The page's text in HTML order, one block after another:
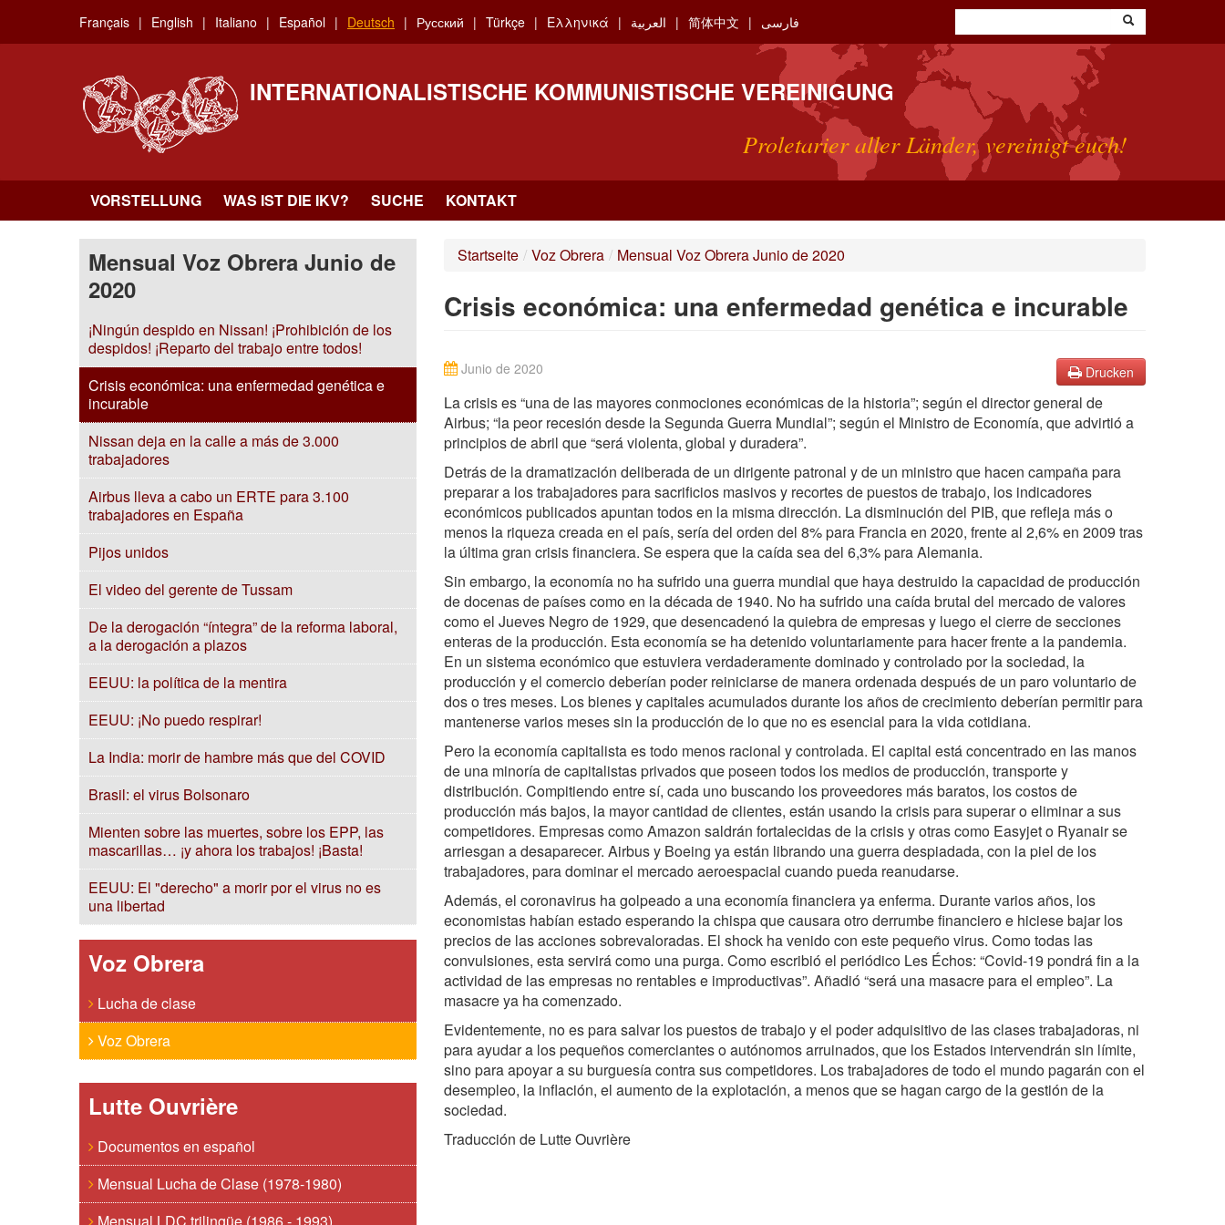
main
Français English Italiano Español Deutsch Русский Türkçe Ελληνικά العربية 简体中文 فارسی
INTERNATIONALISTISCHE KOMMUNISTISCHE VEREINIGUNG
Proletarier aller Länder, vereinigt euch!
VORSTELLUNG WAS IST DIE IKV? SUCHE KONTAKT
Mensual Voz Obrera Junio de
2020
¡Ningún despido en Nissan! ¡Prohibición de los
despidos! ¡Reparto del trabajo entre todos!
Crisis económica: una enfermedad genética e
incurable
Nissan deja en la calle a más de 3.000
trabajadores
Airbus lleva a cabo un ERTE para 3.100
trabajadores en España
Pijos unidos
El video del gerente de Tussam
De la derogación “íntegra” de la reforma laboral,
a la derogación a plazos
EEUU: la política de la mentira
EEUU: ¡No puedo respirar!
La India: morir de hambre más que del COVID
Brasil: el virus Bolsonaro
Mienten sobre las muertes, sobre los EPP, las
mascarillas… ¡y ahora los trabajos! ¡Basta!
EEUU: El "derecho" a morir por el virus no es
una libertad
Voz Obrera
Lucha de clase
Voz Obrera
Lutte Ouvrière
Documentos en español
Mensual Lucha de Clase (1978-1980)
Startseite / Voz Obrera / Mensual Voz Obrera Junio de 2020
Crisis económica: una enfermedad genética e incurable
Drucken
Junio de 2020
La crisis es “una de las mayores conmociones económicas de la historia”; según el director general de
Airbus; “la peor recesión desde la Segunda Guerra Mundial”; según el Ministro de Economía, que advirtió a
principios de abril que “será violenta, global y duradera”.
Detrás de la dramatización deliberada de un dirigente patronal y de un ministro que hacen campaña para
preparar a los trabajadores para sacrificios masivos y recortes de puestos de trabajo, los indicadores
económicos publicados apuntan todos en la misma dirección. La disminución del PIB, que refleja más o
menos la riqueza creada en el país, sería del orden del 8% para Francia en 2020, frente al 2,6% en 2009 tras
la última gran crisis financiera. Se espera que la caída sea del 6,3% para Alemania.
Sin embargo, la economía no ha sufrido una guerra mundial que haya destruido la capacidad de producción
de docenas de países como en la década de 1940. No ha sufrido una caída brutal del mercado de valores
como el Jueves Negro de 1929, que desencadenó la quiebra de empresas y luego el cierre de secciones
enteras de la producción. Esta economía se ha detenido voluntariamente para hacer frente a la pandemia.
En un sistema económico que estuviera verdaderamente dominado y controlado por la sociedad, la
producción y el comercio deberían poder reiniciarse de manera ordenada después de un paro voluntario de
dos o tres meses. Los bienes y capitales acumulados durante los años de crecimiento deberían permitir para
mantenerse varios meses sin la producción de lo que no es esencial para la vida cotidiana.
Pero la economía capitalista es todo menos racional y controlada. El capital está concentrado en las manos
de una minoría de capitalistas privados que poseen todos los medios de producción, transporte y
distribución. Compitiendo entre sí, cada uno buscando los proveedores más baratos, los costos de
producción más bajos, la mayor cantidad de clientes, están usando la crisis para superar o eliminar a sus
competidores. Empresas como Amazon saldrán fortalecidas de la crisis y otras como Easyjet o Ryanair se
arriesgan a desaparecer. Airbus y Boeing ya están librando una guerra despiadada, con la piel de los
trabajadores, para dominar el mercado aeroespacial cuando pueda reanudarse.
Además, el coronavirus ha golpeado a una economía financiera ya enferma. Durante varios años, los
economistas habían estado esperando la chispa que causara otro derrumbe financiero e hiciese bajar los
precios de las acciones sobrevaloradas. El shock ha venido con este pequeño virus. Como todas las
convulsiones, esta servirá como una purga. Como escribió el periódico Les Échos: “Covid-19 pondrá fin a la
actividad de las empresas no rentables e improductivas”. Añadió “será una masacre para el empleo”. La
masacre ya ha comenzado.
Evidentemente, no es para salvar los puestos de trabajo y el poder adquisitivo de las clases trabajadoras, ni
para ayudar a los pequeños comerciantes o autónomos arruinados, que los Estados intervendrán sin límite,
sino para apoyar a su burguesía contra sus competidores. Los trabajadores de todo el mundo pagarán con el
desempleo, la inflación, el aumento de la explotación, a menos que se hagan cargo de la gestión de la
sociedad.
Traducción de Lutte Ouvrière